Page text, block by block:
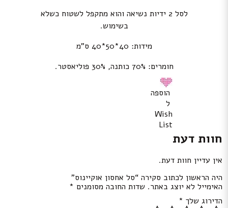
לסל 2 ידיות נשיאה והוא מתקפל לשטוח כשלא
בשימוש.
מידות: 40*50*40 ס”מ
חומרים: 70% כותנה, 30% פוליאסטר.
הוספה
ל
Wish
List
חוות דעת
אין עדיין חוות דעת.
היה הראשון לכתוב סקירה “סל אחסון אוקיינוס”
האימייל לא יוצג באתר. שדות החובה מסומנים *
הדירוג שלך *